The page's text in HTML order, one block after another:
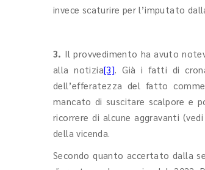
invece scaturire per l’imputato
3. Il provvedimento ha avuto
alla notizia[3]. Già i fatti di
dell’efferatezza del fatto
mancato di suscitare scalpore e
ricorrere di alcune aggravanti (vedi
della vicenda.
Secondo quanto accertato dalla